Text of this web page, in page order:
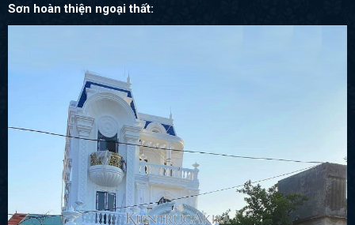
Sơn hoàn thiện ngoại thất: